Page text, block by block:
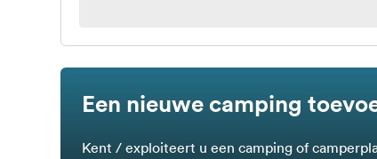
Een nieuwe camping
Kent / exploiteert u een camping of